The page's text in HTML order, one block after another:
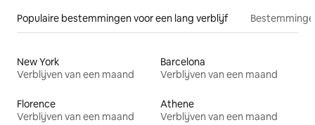
Populaire bestemmingen voor een lang verblijf
New York
Verblijven van een maand
Barcelona
Verblijven van een maand
Florence
Verblijven van een maand
Athene
Verblijven van een maand